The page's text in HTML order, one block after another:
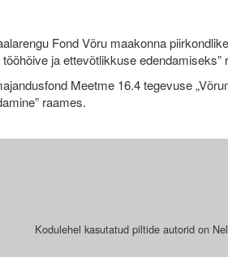
Fond Võru maakonna
ja ettevõtlikkuse edendamiseks”
Meetme 16.4 tegevuse
raames.
Kodulehel kasutatud piltide autorid on